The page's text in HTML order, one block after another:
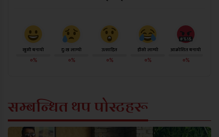
खुसी बनायो
०%
दु:ख लाग्यो
०%
उत्साहित
०%
हाँसो लाग्यो
०%
आक्रोशित बनायो
०%
सम्बन्धित थप पोस्टहरू